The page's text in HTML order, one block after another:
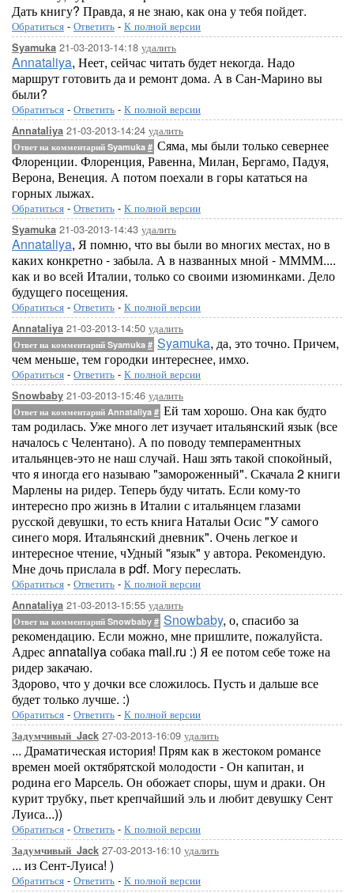
Дать книгу? Правда, я не знаю, как она у тебя пойдет.
Обратиться - Ответить - К полной версии
Syamuka 21-03-2013-14:18 удалить
Annataliya, Неет, сейчас читать будет некогда. Надо
маршрут готовить да и ремонт дома. А в Сан-Марино вы
были?
Обратиться - Ответить - К полной версии
Annataliya 21-03-2013-14:24 удалить
Ответ на комментарий Syamuka # Сяма, мы были только севернее
Флоренции. Флоренция, Равенна, Милан, Бергамо, Падуя,
Верона, Венеция. А потом поехали в горы кататься на
горных лыжах.
Обратиться - Ответить - К полной версии
Syamuka 21-03-2013-14:43 удалить
Annataliya, Я помню, что вы были во многих местах, но в
каких конкретно - забыла. А в названных мной - ММММ....
как и во всей Италии, только со своими изюминками. Дело
будущего посещения.
Обратиться - Ответить - К полной версии
Annataliya 21-03-2013-14:50 удалить
Ответ на комментарий Syamuka # Syamuka, да, это точно. Причем,
чем меньше, тем городки интереснее, имхо.
Обратиться - Ответить - К полной версии
Snowbaby 21-03-2013-15:46 удалить
Ответ на комментарий Annataliya # Ей там хорошо. Она как будто
там родилась. Уже много лет изучает итальянский язык (все
началось с Челентано). А по поводу темпераментных
итальянцев-это не наш случай. Наш зять такой спокойный,
что я иногда его называю "замороженный". Скачала 2 книги
Марлены на ридер. Теперь буду читать. Если кому-то
интересно про жизнь в Италии с итальянцем глазами
русской девушки, то есть книга Натальи Осис "У самого
синего моря. Итальянский дневник". Очень легкое и
интересное чтение, чУдный "язык" у автора. Рекомендую.
Мне дочь прислала в pdf. Могу переслать.
Обратиться - Ответить - К полной версии
Annataliya 21-03-2013-15:55 удалить
Ответ на комментарий Snowbaby # Snowbaby, о, спасибо за
рекомендацию. Если можно, мне пришлите, пожалуйста.
Адрес annataliya собака mail.ru :) Я ее потом себе тоже на
ридер закачаю.
Здорово, что у дочки все сложилось. Пусть и дальше все
будет только лучше. :)
Обратиться - Ответить - К полной версии
Задумчивый_Jack 27-03-2013-16:09 удалить
... Драматическая история! Прям как в жестоком романсе
времен моей октябрятской молодости - Он капитан, и
родина его Марсель. Он обожает споры, шум и драки. Он
курит трубку, пьет крепчайший эль и любит девушку Сент
Луиса...))
Обратиться - Ответить - К полной версии
Задумчивый_Jack 27-03-2013-16:10 удалить
... из Сент-Луиса! )
Обратиться - Ответить - К полной версии